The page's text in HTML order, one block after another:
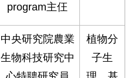
program主仼
中央研究院農業
生物科技研究中
植物分
子生